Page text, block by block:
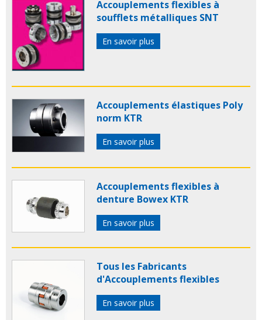
Accouplements flexibles à
soufflets métalliques SNT
En savoir plus
Accouplements élastiques Poly
norm KTR
En savoir plus
Accouplements flexibles à
denture Bowex KTR
En savoir plus
Tous les Fabricants
d'Accouplements flexibles
En savoir plus